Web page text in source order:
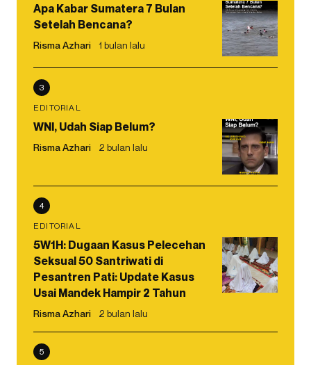
Apa Kabar Sumatera 7 Bulan
Setelah Bencana?
Risma Azhari 1 bulan lalu
3
EDITORIAL
WNI, Udah Siap Belum?
Risma Azhari 2 bulan lalu
4
EDITORIAL
5W1H: Dugaan Kasus Pelecehan
Seksual 50 Santriwati di
Pesantren Pati: Update Kasus
Usai Mandek Hampir 2 Tahun
Risma Azhari 2 bulan lalu
5